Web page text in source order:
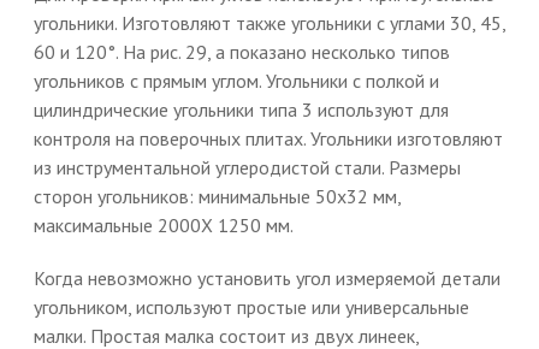
угольники. Изготовляют также угольники с углами 30, 45,
60 и 120°. На рис. 29, а показано несколько типов
угольников с прямым углом. Угольники с полкой и
цилиндрические угольники типа 3 используют для
контроля на поверочных плитах. Угольники изготовляют
из инструментальной углеродистой стали. Размеры
сторон угольников: минимальные 50x32 мм,
максимальные 2000X 1250 мм.
Когда невозможно установить угол измеряемой детали
угольником, используют простые или универсальные
малки. Простая малка состоит из двух линеек,